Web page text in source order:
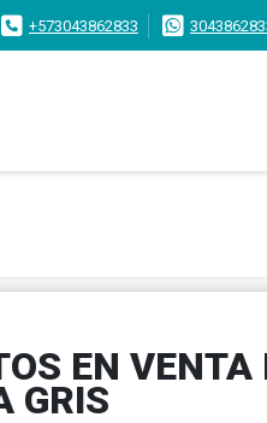
+573043862833
EN VENTA
GRIS